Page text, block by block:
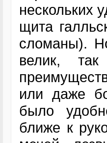
нескольких
щита
сломаны).
велик,
или даже
было
ближе к